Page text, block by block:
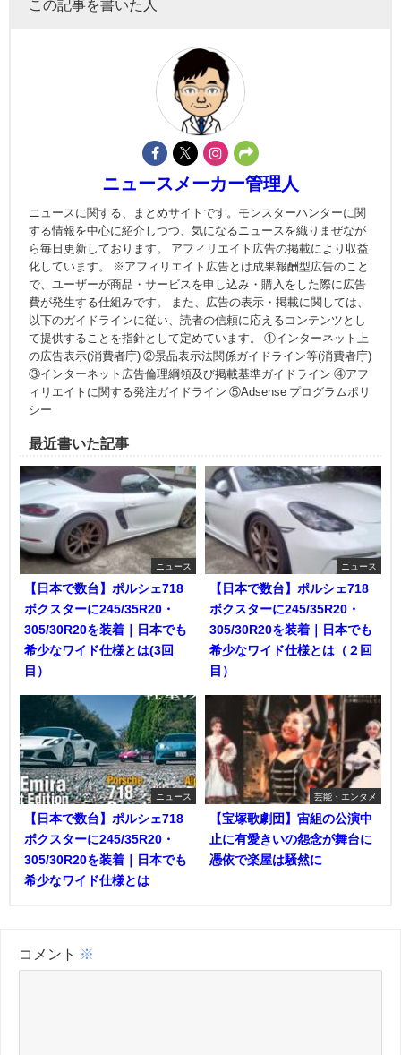
この記事を書いた人
ニュースメーカー管理人
ニュースに関する、まとめサイトです。モンスターハンターに関
する情報を中心に紹介しつつ、気になるニュースを織りまぜなが
ら毎日更新しております。 アフィリエイト広告の掲載により収益
化しています。 ※アフィリエイト広告とは成果報酬型広告のこと
で、ユーザーが商品・サービスを申し込み・購入をした際に広告
費が発生する仕組みです。 また、広告の表示・掲載に関しては、
以下のガイドラインに従い、読者の信頼に応えるコンテンツとし
て提供することを指針として定めています。 ①インターネット上
の広告表示(消費者庁) ②景品表示法関係ガイドライン等(消費者庁)
③インターネット広告倫理綱領及び掲載基準ガイドライン ④アフ
ィリエイトに関する発注ガイドライン ⑤Adsense プログラムポリ
シー
最近書いた記事
ニュース
【日本で数台】ポルシェ718
ボクスターに245/35R20・
305/30R20を装着｜日本でも
希少なワイド仕様とは(3回
目）
ニュース
【日本で数台】ポルシェ718
ボクスターに245/35R20・
305/30R20を装着｜日本でも
希少なワイド仕様とは（２回
目）
ニュース
【日本で数台】ポルシェ718
ボクスターに245/35R20・
305/30R20を装着｜日本でも
希少なワイド仕様とは
芸能・エンタメ
【宝塚歌劇団】宙組の公演中
止に有愛きいの怨念が舞台に
憑依で楽屋は騒然に
コメント ※